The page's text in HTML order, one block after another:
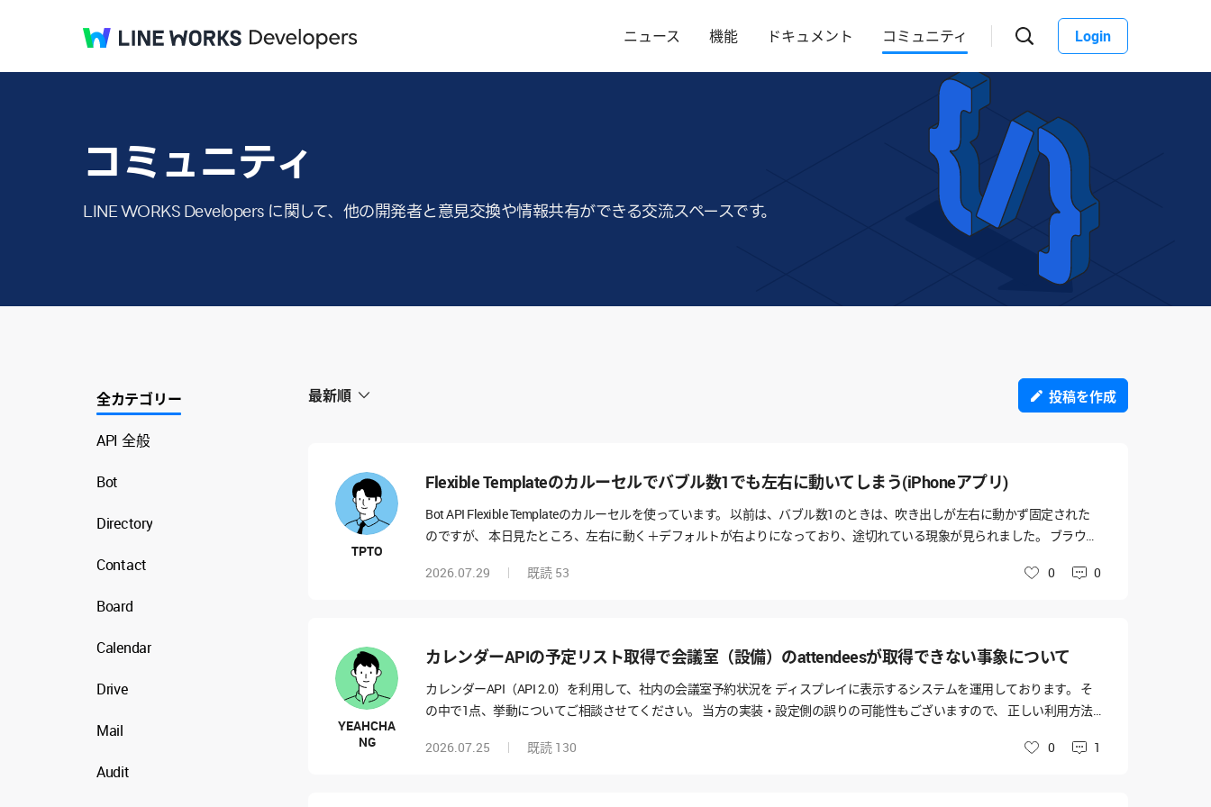
ニュース 機能 ドキュメント コミュニティ Login
コミュニティ
LINE WORKS Developers に関して、他の開発者と意見交換や情報共有ができる交流スペースです。
全カテゴリー
API 全般
Bot
Directory
Contact
Board
Calendar
Drive
Mail
Audit
最新順 投稿を作成
TPTO
Flexible Templateのカルーセルでバブル数1でも左右に動いてしまう(iPhoneアプリ)
Bot API Flexible Templateのカルーセルを使っています。 以前は、バブル数1のときは、吹き出しが左右に動かず固定された
のですが、 本日見たところ、左右に動く＋デフォルトが右よりになっており、途切れている現象が見られました。 ブラウザ
る方法はありますでしょうか。 バブルサイズはgigaをつかっています。
2026.07.29 既読 53 いいね
0 0
YEAHCHA
NG
カレンダーAPIの予定リスト取得で会議室（設備）のattendeesが取得できない事象について
カレンダーAPI（API 2.0）を利用して、社内の会議室予約状況を ディスプレイに表示するシステムを運用しております。 そ
の中で1点、挙動についてご相談させてください。 当方の実装・設定側の誤りの可能性もございますので、 正しい利用方法
━━━━━━━━━━━━━━━ 2026年7月23日頃を境に、「予定リスト取得」APIのレスポンスから 会議室（設備）の att
2026.07.25 既読 130 いいね
0 1